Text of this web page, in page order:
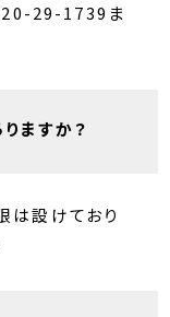
29-1739ま
ますか？
は設けており